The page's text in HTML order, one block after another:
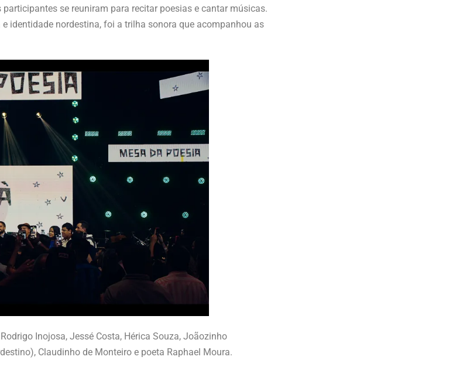
se reuniram para recitar poesias e cantar músicas.
identidade nordestina, foi a trilha sonora que acompanhou as
Inojosa, Jessé Costa, Hérica Souza, Joãozinho
Claudinho de Monteiro e poeta Raphael Moura.